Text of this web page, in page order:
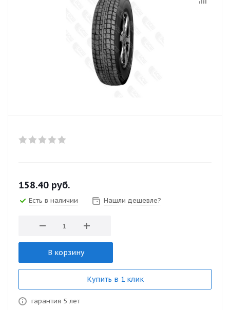
158.40 руб.
Есть в наличии Нашли дешевле?
В корзину
Купить в 1 клик
гарантия 5 лет